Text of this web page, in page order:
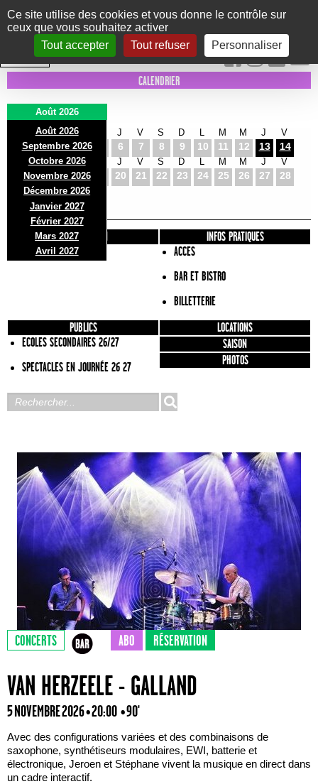
Panneau de gestion des cookies
Ce site utilise des cookies et vous donne le contrôle sur
ceux que vous souhaitez activer
Tout accepter
Tout refuser Personnaliser
Le Marni
CONCERTS DANSE/CIRQUE THÉÂTRE KIDS EXPOS EVENTS
INTRA MUROS
CALENDRIER
Août 2026
Août 2026
Septembre 2026
Octobre 2026
Novembre 2026
Décembre 2026
Janvier 2027
Février 2027
Mars 2027
Avril 2027
D
2
L
3
M
4
J
6
V
7
S
8
D
9 10
M
11
M
12
J
13
V
14
D
16
L
17
M
18
J
20
V
21
S
22
D
23 24
M
25
M
26
J
27
V
28
D
30
L
31
PRÉSENTATION
INFOS PRATIQUES
ACCES
BAR ET BISTRO
BILLETTERIE
PUBLICS
ECOLES SECONDAIRES 26/27
SPECTACLES EN JOURNÉE 26 27
LOCATIONS
SAISON
PHOTOS
CONCERTS ABO RÉSERVATION
VAN HERZEELE - GALLAND
5 NOVEMBRE 2026 • 20:00 • 90'
Avec des configurations variées et des combinaisons de
saxophone, synthétiseurs modulaires, EWI, batterie et
électronique, Jeroen et Stéphane vivent la musique en direct dans
un cadre interactif.